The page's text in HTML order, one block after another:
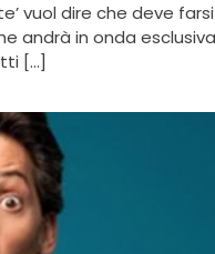
vuol dire che deve
andrà in onda
[…]